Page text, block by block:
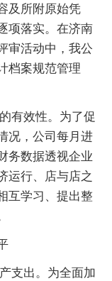
及所附原始凭
项落实。在济南
审活动中，我公
档案规范管理
有效性。为了促
况，公司每月进
务数据透视企业
运行、店与店之
互学习、提出整
支出。为全面加